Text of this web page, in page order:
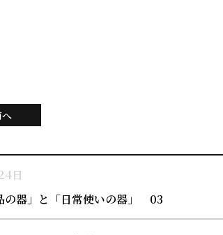
日
の器」と「日常使いの器」 03